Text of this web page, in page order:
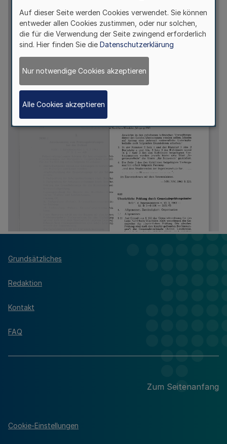
Grundsätzliches
Redaktion
Kontakt
FAQ
Zum Seitenanfang
Cookie-Einstellungen
Auf dieser Seite werden Cookies verwendet. Sie können
entweder allen Cookies zustimmen, oder nur solchen,
die für die Verwendung der Seite zwingend erforderlich
sind. Hier finden Sie die Datenschutzerklärung
Nur notwendige Cookies akzeptieren
Alle Cookies akzeptieren